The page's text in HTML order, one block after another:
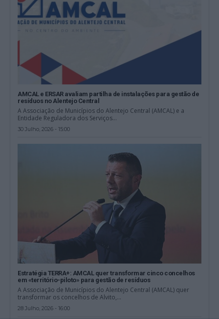
AMCAL e ERSAR avaliam partilha de instalações para gestão de
resíduos no Alentejo Central
A Associação de Municípios do Alentejo Central (AMCAL) e a
Entidade Reguladora dos Serviços...
30 Julho, 2026 - 15:00
Estratégia TERRA+: AMCAL quer transformar cinco concelhos
em «território-piloto» para gestão de resíduos
A Associação de Municípios do Alentejo Central (AMCAL) quer
transformar os concelhos de Alvito,...
28 Julho, 2026 - 16:00